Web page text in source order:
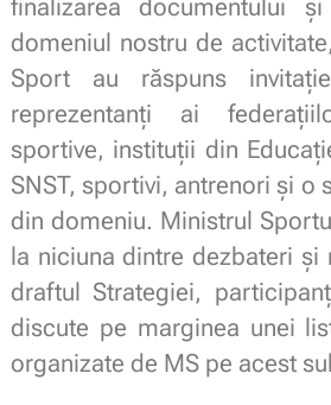
finalizarea documentului
domeniul nostru de
Sport au răspuns
reprezentanți ai
sportive, instituții din
SNST, sportivi, antrenori și o
din domeniu. Ministrul
la niciuna dintre dezbateri și
draftul Strategiei,
discute pe marginea unei
organizate de MS pe acest